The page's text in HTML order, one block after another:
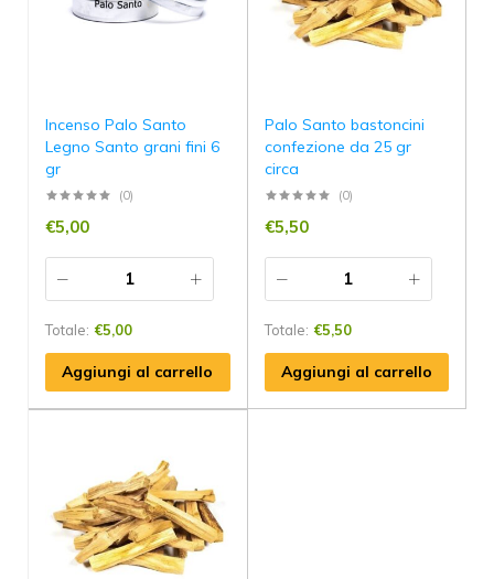
Incenso Palo Santo
Legno Santo grani fini 6
gr
(0)
€5,00
Totale: €5,00
Aggiungi al carrello
Palo Santo bastoncini
confezione da 25 gr
circa
(0)
€5,50
Totale: €5,50
Aggiungi al carrello